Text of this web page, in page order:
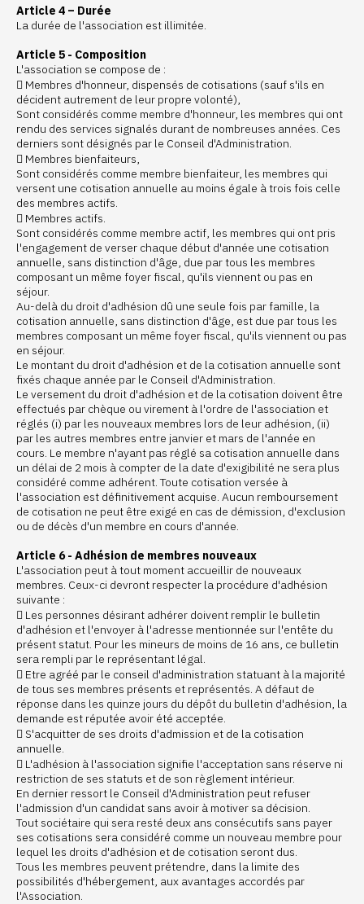
Article 4 – Durée
La durée de l'association est illimitée.
Article 5 - Composition
L'association se compose de :
 Membres d'honneur, dispensés de cotisations (sauf s'ils en
décident autrement de leur propre volonté),
Sont considérés comme membre d'honneur, les membres qui ont
rendu des services signalés durant de nombreuses années. Ces
derniers sont désignés par le Conseil d'Administration.
 Membres bienfaiteurs,
Sont considérés comme membre bienfaiteur, les membres qui
versent une cotisation annuelle au moins égale à trois fois celle
des membres actifs.
 Membres actifs.
Sont considérés comme membre actif, les membres qui ont pris
l'engagement de verser chaque début d'année une cotisation
annuelle, sans distinction d'âge, due par tous les membres
composant un même foyer fiscal, qu'ils viennent ou pas en
séjour.
Au-delà du droit d'adhésion dû une seule fois par famille, la
cotisation annuelle, sans distinction d'âge, est due par tous les
membres composant un même foyer fiscal, qu'ils viennent ou pas
en séjour.
Le montant du droit d'adhésion et de la cotisation annuelle sont
fixés chaque année par le Conseil d'Administration.
Le versement du droit d'adhésion et de la cotisation doivent être
effectués par chèque ou virement à l'ordre de l'association et
réglés (i) par les nouveaux membres lors de leur adhésion, (ii)
par les autres membres entre janvier et mars de l'année en
cours. Le membre n'ayant pas réglé sa cotisation annuelle dans
un délai de 2 mois à compter de la date d'exigibilité ne sera plus
considéré comme adhérent. Toute cotisation versée à
l'association est définitivement acquise. Aucun remboursement
de cotisation ne peut être exigé en cas de démission, d'exclusion
ou de décès d'un membre en cours d'année.
Article 6 - Adhésion de membres nouveaux
L'association peut à tout moment accueillir de nouveaux
membres. Ceux-ci devront respecter la procédure d'adhésion
suivante :
 Les personnes désirant adhérer doivent remplir le bulletin
d'adhésion et l'envoyer à l'adresse mentionnée sur l'entête du
présent statut. Pour les mineurs de moins de 16 ans, ce bulletin
sera rempli par le représentant légal.
 Etre agréé par le conseil d'administration statuant à la majorité
de tous ses membres présents et représentés. A défaut de
réponse dans les quinze jours du dépôt du bulletin d'adhésion, la
demande est réputée avoir été acceptée.
 S'acquitter de ses droits d'admission et de la cotisation
annuelle.
 L'adhésion à l'association signifie l'acceptation sans réserve ni
restriction de ses statuts et de son règlement intérieur.
En dernier ressort le Conseil d'Administration peut refuser
l'admission d'un candidat sans avoir à motiver sa décision.
Tout sociétaire qui sera resté deux ans consécutifs sans payer
ses cotisations sera considéré comme un nouveau membre pour
lequel les droits d'adhésion et de cotisation seront dus.
Tous les membres peuvent prétendre, dans la limite des
possibilités d'hébergement, aux avantages accordés par
l'Association.